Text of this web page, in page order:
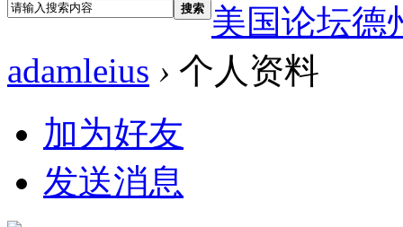
搜索
美国论坛德
adamleius › 个人资料
加为好友
发送消息